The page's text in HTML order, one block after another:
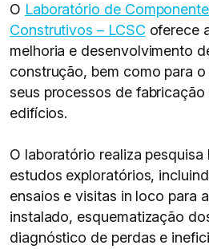
O Laboratório de
Construtivos – LCSC oferece
melhoria e desenvolvimento
construção, bem como para
seus processos de
edifícios.
O laboratório realiza
estudos exploratórios,
ensaios e visitas in loco para
instalado, esquematização
diagnóstico de perdas e